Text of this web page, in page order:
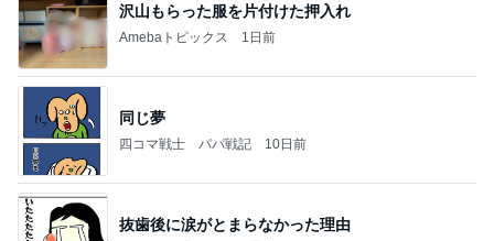
沢山もらった服を片付けた押入れ
Amebaトピックス 1日前
同じ夢
四コマ戦士 パパ戦記 10日前
抜歯後に涙がとまらなかった理由